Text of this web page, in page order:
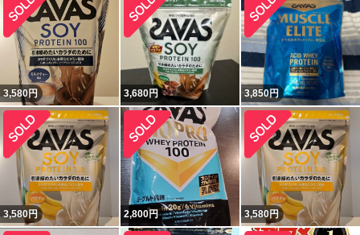
3,580円 3,680円 3,850円
3,580円 2,800円 3,580円